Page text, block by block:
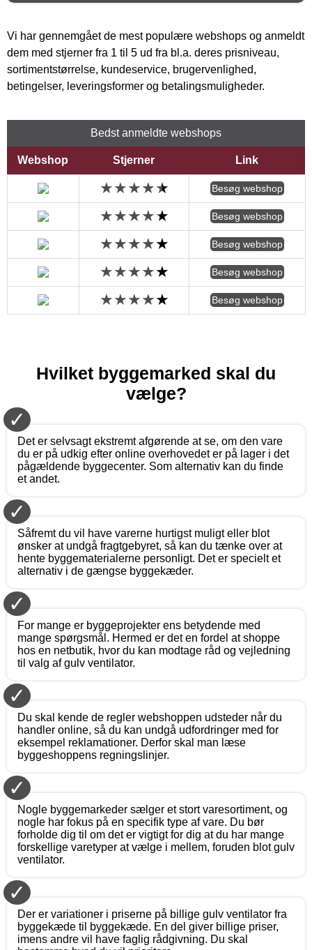
Vi har gennemgået de mest populære webshops og anmeldt
dem med stjerner fra 1 til 5 ud fra bl.a. deres prisniveau,
sortimentstørrelse, kundeservice, brugervenlighed,
betingelser, leveringsformer og betalingsmuligheder.
Bedst anmeldte webshops
Webshop Stjerner Link
Besøg webshop
Besøg webshop
Besøg webshop
Besøg webshop
Besøg webshop
Hvilket byggemarked skal du
vælge?
✓
Det er selvsagt ekstremt afgørende at se, om den vare
du er på udkig efter online overhovedet er på lager i det
pågældende byggecenter. Som alternativ kan du finde
et andet.
✓
Såfremt du vil have varerne hurtigst muligt eller blot
ønsker at undgå fragtgebyret, så kan du tænke over at
hente byggematerialerne personligt. Det er specielt et
alternativ i de gængse byggekæder.
✓
For mange er byggeprojekter ens betydende med
mange spørgsmål. Hermed er det en fordel at shoppe
hos en netbutik, hvor du kan modtage råd og vejledning
til valg af gulv ventilator.
✓
Du skal kende de regler webshoppen udsteder når du
handler online, så du kan undgå udfordringer med for
eksempel reklamationer. Derfor skal man læse
byggeshoppens regningslinjer.
✓
Nogle byggemarkeder sælger et stort varesortiment, og
nogle har fokus på en specifik type af vare. Du bør
forholde dig til om det er vigtigt for dig at du har mange
forskellige varetyper at vælge i mellem, foruden blot gulv
ventilator.
✓
Der er variationer i priserne på billige gulv ventilator fra
byggekæde til byggekæde. En del giver billige priser,
imens andre vil have faglig rådgivning. Du skal